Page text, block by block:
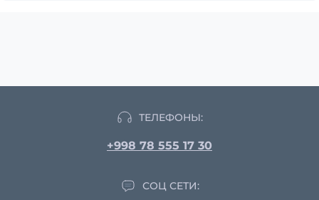
ТЕЛЕФОНЫ:
+998 78 555 17 30
СОЦ СЕТИ: